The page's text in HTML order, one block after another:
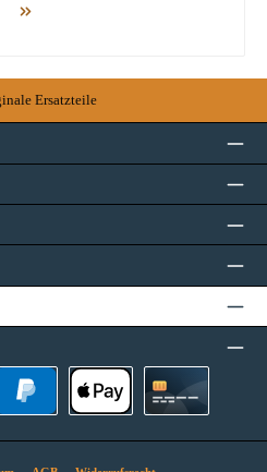
Ersatzteile